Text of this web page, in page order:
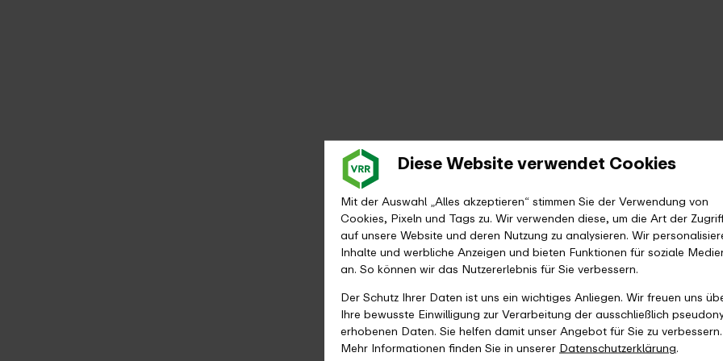
Diese Website verwendet Cookies
Mit der Auswahl „Alles akzeptieren“ stimmen Sie der Verwendung von
Cookies, Pixeln und Tags zu. Wir verwenden diese, um die Art der
auf unsere Website und deren Nutzung zu analysieren. Wir
Inhalte und werbliche Anzeigen und bieten Funktionen für soziale
an. So können wir das Nutzererlebnis für Sie verbessern.
Der Schutz Ihrer Daten ist uns ein wichtiges Anliegen. Wir freuen uns
Ihre bewusste Einwilligung zur Verarbeitung der ausschließlich
erhobenen Daten. Sie helfen damit unser Angebot für Sie zu verbessern.
Mehr Informationen finden Sie in unsererDatenschutzerklärung.